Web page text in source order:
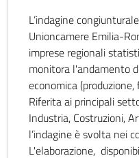
L’indagine
Unioncamere Emilia-
imprese regionali
monitora l'andamento
economica
Riferita ai principali
Industria, Costruzioni,
l’indagine è svolta nei
L'elaborazione,